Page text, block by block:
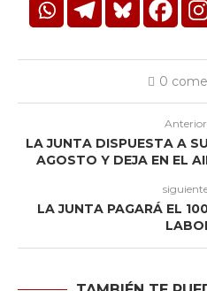
0
LA JUNTA DISPUESTA A
AGOSTO Y DEJA EN EL
LA JUNTA PAGARÁ EL